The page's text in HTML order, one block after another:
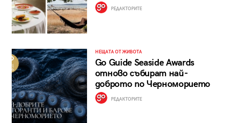
РЕДАКТОРИТЕ
НЕЩАТА ОТ ЖИВОТА
Go Guide Seaside Awards
отново събират най-
доброто по Черноморието
РЕДАКТОРИТЕ